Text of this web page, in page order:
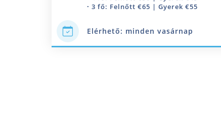
· 3 fő: Felnőtt €65 | Gyerek €55
Elérhető: minden vasárnap